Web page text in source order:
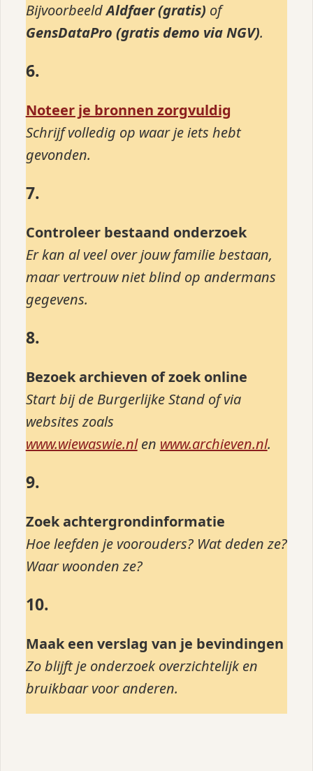
BijvoorbeeldAldfaer (gratis) of
GensDataPro (gratis demo via NGV).
6.
Noteer je bronnen zorgvuldig
Schrijf volledig op waar je iets hebt
gevonden.
7.
Controleer bestaand onderzoek
Er kan al veel over jouw familie bestaan,
maar vertrouw niet blind op andermans
gegevens.
8.
Bezoek archieven of zoek online
Start bij de Burgerlijke Stand of via
websites zoals
www.wiewaswie.nlen www.archieven.nl.
9.
Zoek achtergrondinformatie
Hoe leefden je voorouders? Wat deden ze?
Waar woonden ze?
10.
Maak een verslag van je bevindingen
Zo blijft je onderzoek overzichtelijk en
bruikbaar voor anderen.